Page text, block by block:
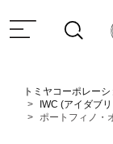
トミヤコーポレーシ
IWC (アイダブ
ポートフィノ・